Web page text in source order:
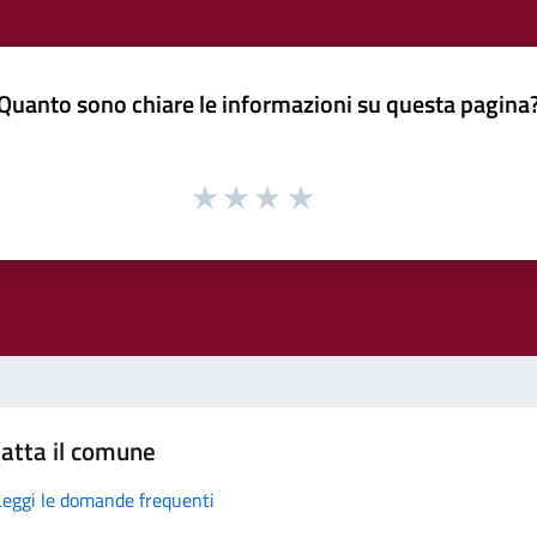
sono chiare le informazioni su questa
il comune
le domande frequenti